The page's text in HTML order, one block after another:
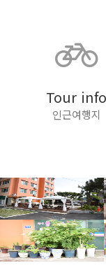
Tour info
인근여행지